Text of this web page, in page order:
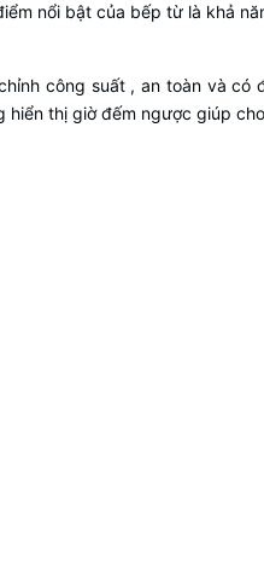
nổi bật của bếp từ là khả
công suất , an toàn và có
thị giờ đếm ngược giúp